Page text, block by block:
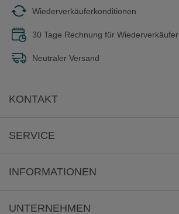
Wiederverkäuferkonditionen
30 Tage Rechnung für Wiederverkäufer
Neutraler Versand
KONTAKT
SERVICE
INFORMATIONEN
UNTERNEHMEN